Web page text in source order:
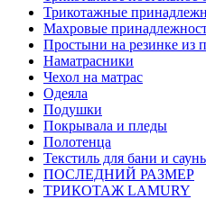
Трикотажные
Махровые
Простыни на резинке из
Наматрасники
Чехол на матрас
Одеяла
Подушки
Покрывала и пледы
Полотенца
Текстиль для бани и
ПОСЛЕДНИЙ РАЗМЕР
ТРИКОТАЖ LAMURY